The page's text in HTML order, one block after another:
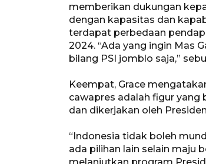
memberikan dukungan
dengan kapasitas dan
terdapat perbedaan
2024. “Ada yang ingin Mas
bilang PSI jomblo saja,”
Keempat, Grace
cawapres adalah figur yang
dan dikerjakan oleh
“Indonesia tidak boleh
ada pilihan lain selain maju
melanjutkan program